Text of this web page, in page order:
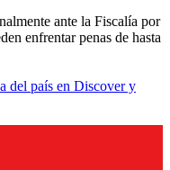
ante la Fiscalía por
enfrentar penas de hasta
del país en Discover y